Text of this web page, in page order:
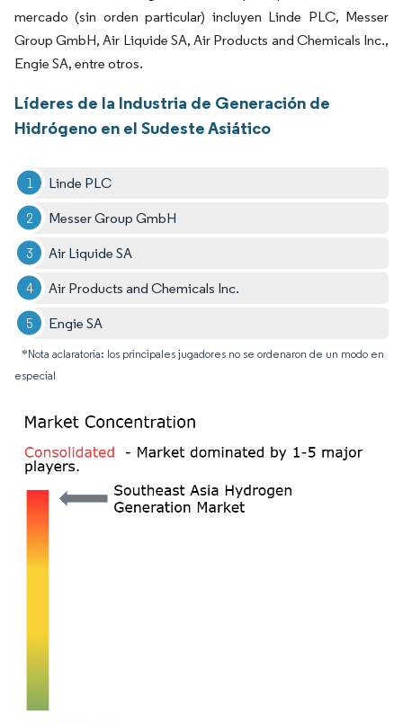
mercado (sin orden particular) incluyen Linde PLC, Messer
Group GmbH, Air Liquide SA, Air Products and Chemicals Inc.,
Engie SA, entre otros.
Líderes de la Industria de Generación de
Hidrógeno en el Sudeste Asiático
Linde PLC
Messer Group GmbH
Air Liquide SA
Air Products and Chemicals Inc.
Engie SA
*Nota aclaratoria: los principales jugadores no se ordenaron de un modo en
especial